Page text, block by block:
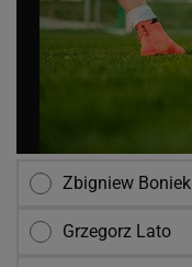
Zbigniew Boniek
Grzegorz Lato